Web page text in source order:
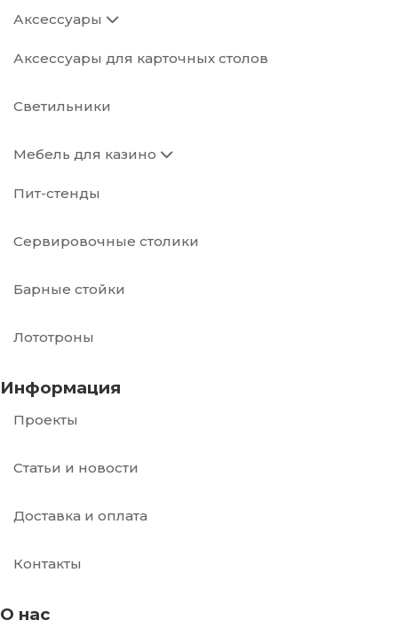
Аксессуары
Аксессуары для карточных столов
Светильники
Мебель для казино
Пит-стенды
Сервировочные столики
Барные стойки
Лототроны
Информация
Проекты
Статьи и новости
Доставка и оплата
Контакты
О нас